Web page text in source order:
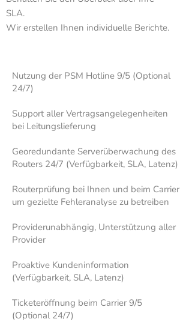
SLA.
Wir erstellen Ihnen individuelle Berichte.
Nutzung der PSM Hotline 9/5 (Optional
24/7)
Support aller Vertragsangelegenheiten
bei Leitungslieferung
Georedundante Serverüberwachung des
Routers 24/7 (Verfügbarkeit, SLA, Latenz)
Routerprüfung bei Ihnen und beim Carrier
um gezielte Fehleranalyse zu betreiben
Providerunabhängig, Unterstützung aller
Provider
Proaktive Kundeninformation
(Verfügbarkeit, SLA, Latenz)
Ticketeröffnung beim Carrier 9/5
(Optional 24/7)